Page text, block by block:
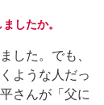
したか。
した。でも、
ような人だっ
さんが「父に